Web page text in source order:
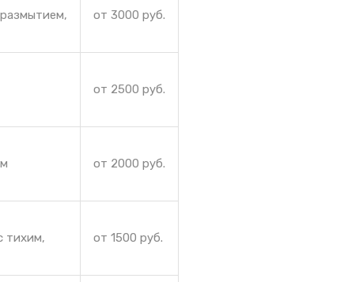
от 3000 руб.
от 2500 руб.
от 2000 руб.
тихим,
от 1500 руб.